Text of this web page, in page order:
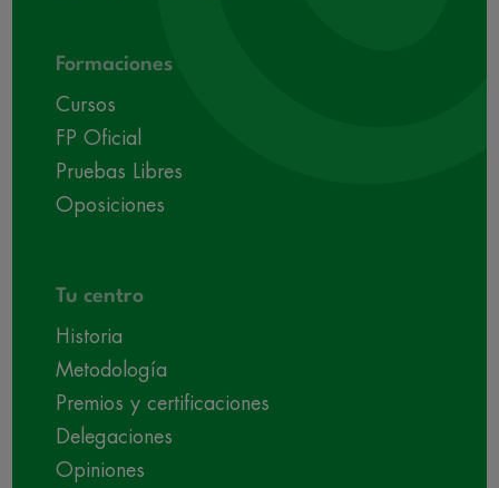
Formaciones
Cursos
FP Oficial
Pruebas Libres
Oposiciones
Tu centro
Historia
Metodología
Premios y certificaciones
Delegaciones
Opiniones